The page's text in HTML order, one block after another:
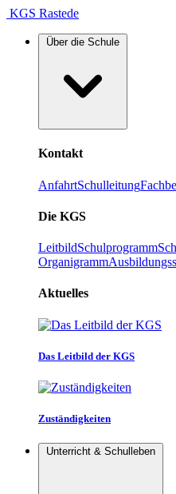
KGS Rastede
Über die Schule
Kontakt
AnfahrtSchulleitung
Die KGS
LeitbildSchulprogramm
Organigramm
Aktuelles
Das Leitbild der KGS
Zuständigkeiten
Unterricht & Schulleben